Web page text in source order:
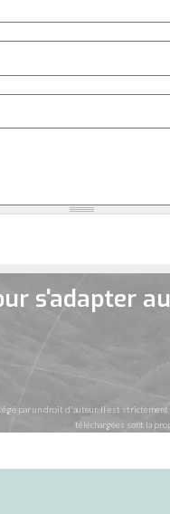
s'adapter
par un droit d'auteur. Il est
téléchargées sont la